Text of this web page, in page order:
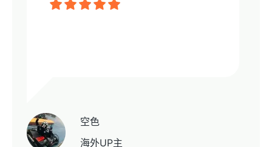
空色
海外UP主